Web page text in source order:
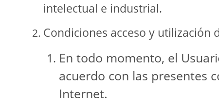
intelectual e industrial.
Condiciones acceso y utilización
En todo momento, el
acuerdo con las presentes
Internet.